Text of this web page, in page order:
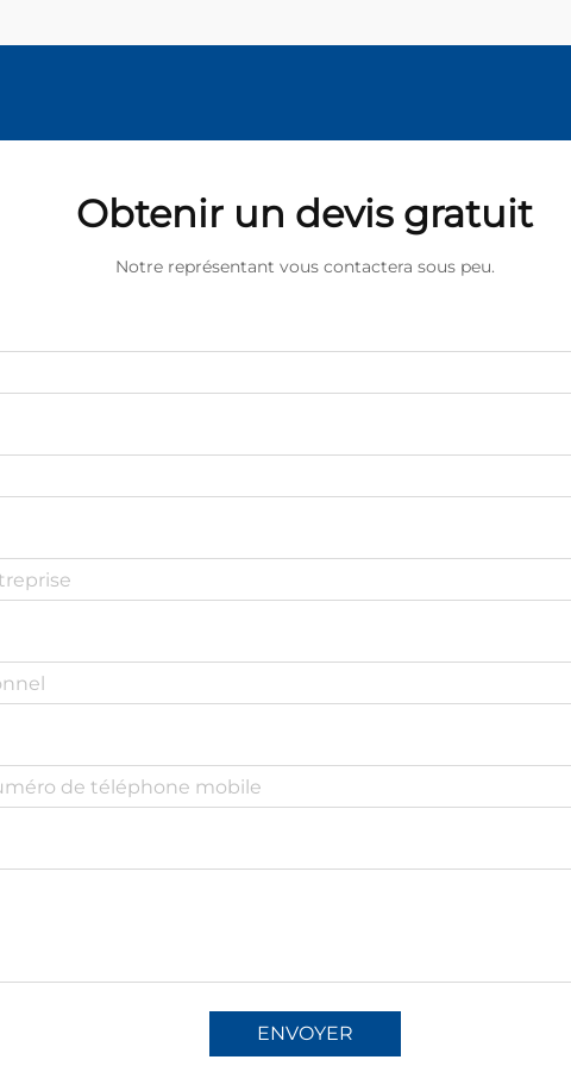
Obtenir un devis gratuit
Notre représentant vous contactera sous peu.
ENVOYER